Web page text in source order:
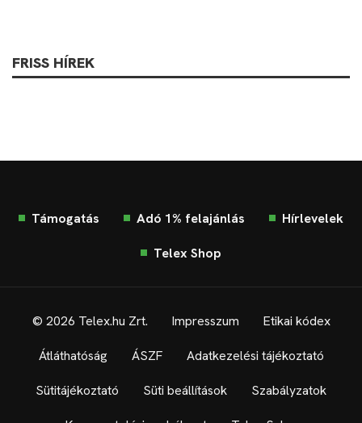
FRISS HÍREK
Támogatás Adó 1% felajánlás Hírlevelek
Telex Shop
© 2026 Telex.hu Zrt. Impresszum Etikai kódex
Átláthatóság ÁSZF Adatkezelési tájékoztató
Sütitájékoztató Süti beállítások Szabályzatok